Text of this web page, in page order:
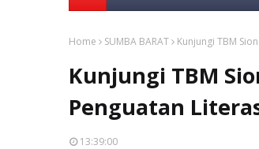
Home SUMBA BARAT Kunjungi TBM
Kunjungi TBM
Penguatan
13:39:00